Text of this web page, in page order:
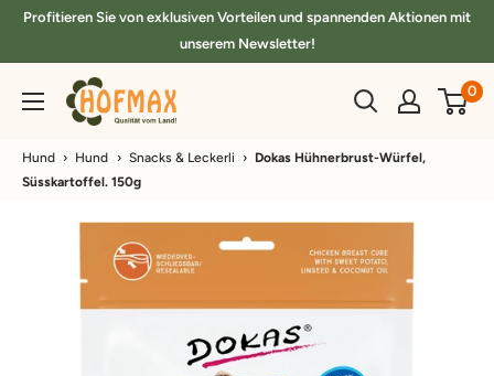
DirektProfitieren Sie von exklusiven Vorteilen und spannenden Aktionen mit
unserem Newsletter!
hofmax.de 0
Hund › Hund › Snacks & Leckerli › Dokas Hühnerbrust-Würfel,
Süsskartoffel. 150g